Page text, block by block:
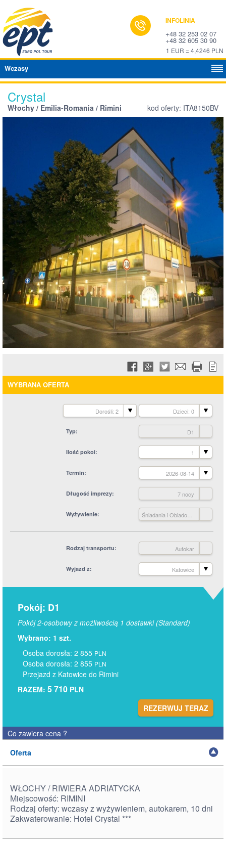
INFOLINIA
+48 32 253 02 07
+48 32 605 30 90
1 EUR = 4,4246 PLN
Wczasy
Crystal
Włochy / Emilia-Romania / Rimini kod oferty: ITA8150BV
WYBRANA OFERTA
Dorośli: 2 Dzieci: 0
Typ D1
Ilość pokoi 1
Termin 2026-08-14
Długość imprezy 7 nocy
Wyżywienie
Rodzaj transportu Autokar
Wyjazd z Katowice
Pokój: D1
Pokój 2-osobowy z możliwością 1 dostawki (Standard)
Wybrano: 1 szt.
Osoba dorosła: 2 855 PLN
Osoba dorosła: 2 855 PLN
Przejazd z Katowice do Rimini
RAZEM: 5 710 PLN
REZERWUJ TERAZ
Co zawiera cena ?
Oferta
WŁOCHY / RIWIERA ADRIATYCKA
Miejscowość: RIMINI
Rodzaj oferty: wczasy z wyżywieniem, autokarem, 10 dni
Zakwaterowanie: Hotel Crystal ***